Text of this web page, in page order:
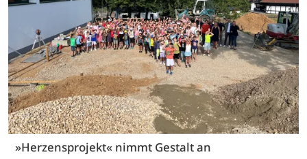
»Herzensprojekt« nimmt Gestalt an